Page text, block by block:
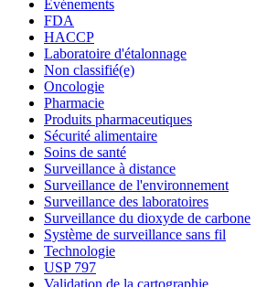
Evénements
FDA
HACCP
Laboratoire d'étalonnage
Non classifié(e)
Oncologie
Pharmacie
Produits pharmaceutiques
Sécurité alimentaire
Soins de santé
Surveillance à distance
Surveillance de l'environnement
Surveillance des laboratoires
Surveillance du dioxyde de carbone
Système de surveillance sans fil
Technologie
USP 797